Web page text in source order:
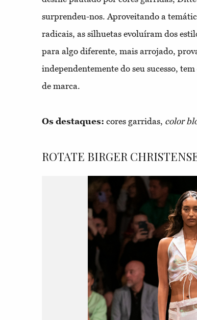
surprendeu-nos. Aproveitando a
radicais, as silhuetas evoluíram dos
para algo diferente, mais arrojado,
independentemente do seu sucesso,
de marca.
Os destaques: cores garridas, color
ROTATE BIRGER